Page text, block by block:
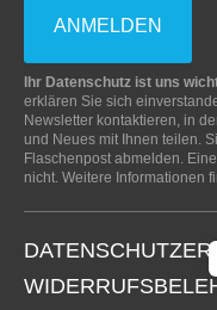
ANMELDEN
Ihr Datenschutz ist uns
erklären Sie sich
Newsletter kontaktieren, in
und Neues mit Ihnen teilen.
Flaschenpost abmelden.
nicht. Weitere Informationen